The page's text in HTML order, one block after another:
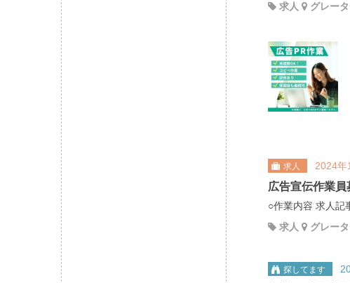
求人
グレータ
求人 2024年
広告宣伝作業員
○作業内容 求人記
求人
グレータ
探してます